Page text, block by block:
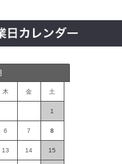
木 金 土
1
6 7 8
13 14 15